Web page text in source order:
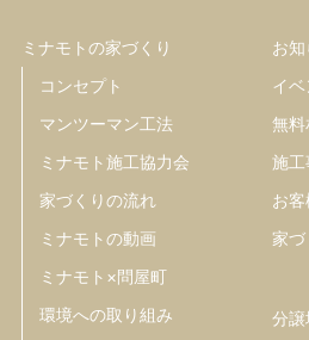
ミナモトの家づくり
コンセプト
マンツーマン工法
ミナモト施工協力会
家づくりの流れ
ミナモトの動画
ミナモト×問屋町
環境への取り組み
お
イ
無料
施工
お
家
分譲